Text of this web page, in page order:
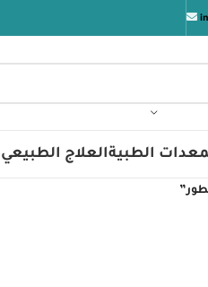
الطبيةالعلاج الطبيعي